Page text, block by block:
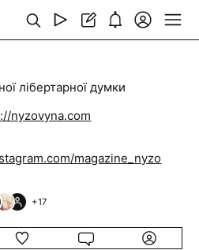
лібертарної думки
nyzovyna.com
magazine_nyzo
+17